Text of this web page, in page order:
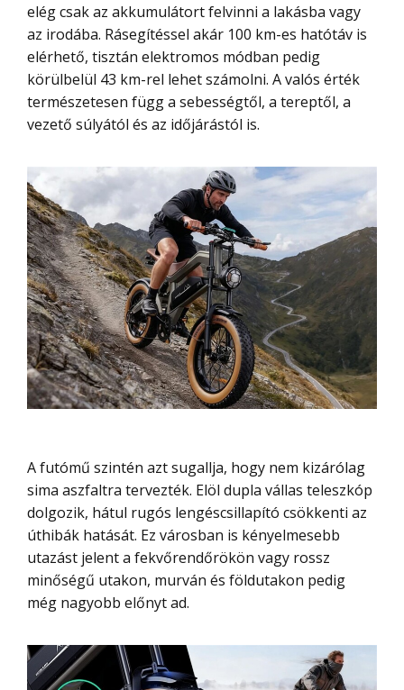
elég csak az akkumulátort felvinni a lakásba vagy
az irodába. Rásegítéssel akár 100 km-es hatótáv is
elérhető, tisztán elektromos módban pedig
körülbelül 43 km-rel lehet számolni. A valós érték
természetesen függ a sebességtől, a tereptől, a
vezető súlyától és az időjárástól is.
A futómű szintén azt sugallja, hogy nem kizárólag
sima aszfaltra tervezték. Elöl dupla vállas teleszkóp
dolgozik, hátul rugós lengéscsillapító csökkenti az
úthibák hatását. Ez városban is kényelmesebb
utazást jelent a fekvőrendőrökön vagy rossz
minőségű utakon, murván és földutakon pedig
még nagyobb előnyt ad.